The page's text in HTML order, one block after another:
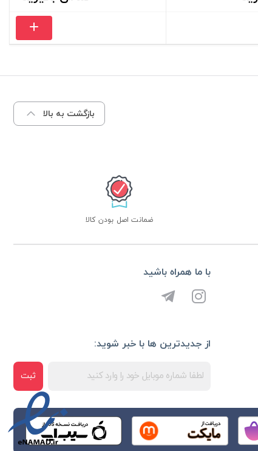
بازگشت به بالا
ضمانت اصل بودن کالا
از جدیدترین ها با خبر شوید:
ثبت
با ما همراه باشید